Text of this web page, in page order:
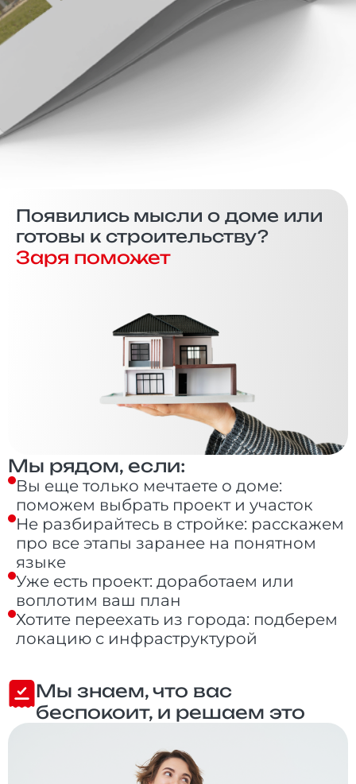
Появились мысли о доме или
готовы к строительству?
Заря поможет
Мы рядом, если:
Вы еще только мечтаете о доме:
поможем выбрать проект и участок
Не разбирайтесь в стройке: расскажем
про все этапы заранее на понятном
языке
Уже есть проект: доработаем или
воплотим ваш план
Хотите переехать из города: подберем
локацию с инфраструктурой
Мы знаем, что вас
беспокоит, и решаем это